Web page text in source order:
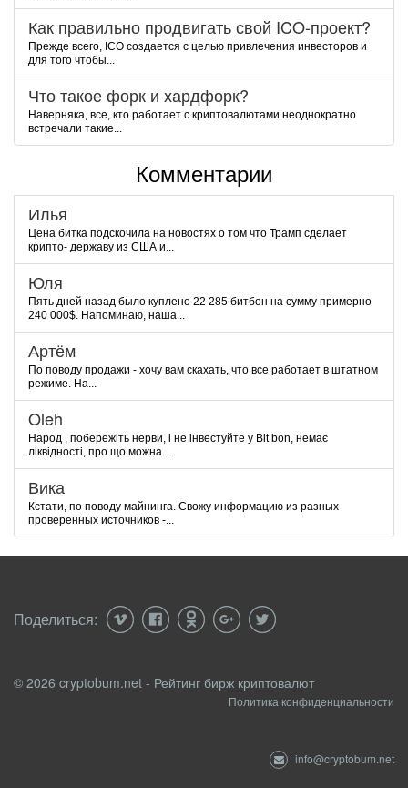
Как правильно продвигать свой ICO-проект?
Прежде всего, ICO создается с целью привлечения инвесторов и
для того чтобы...
Что такое форк и хардфорк?
Наверняка, все, кто работает с криптовалютами неоднократно
встречали такие...
Комментарии
Илья
Цена битка подскочила на новостях о том что Трамп сделает
крипто- державу из США и...
Юля
Пять дней назад было куплено 22 285 битбон на сумму примерно
240 000$. Напоминаю, наша...
Артём
По поводу продажи - хочу вам скахать, что все работает в штатном
режиме. На...
Oleh
Народ , побережіть нерви, і не інвестуйте у Bit bon, немає
ліквідності, про що можна...
Вика
Кстати, по поводу майнинга. Свожу информацию из разных
проверенных источников -...
Поделиться:
© 2026 cryptobum.net - Рейтинг бирж криптовалют
Политика конфиденциальности
info@cryptobum.net